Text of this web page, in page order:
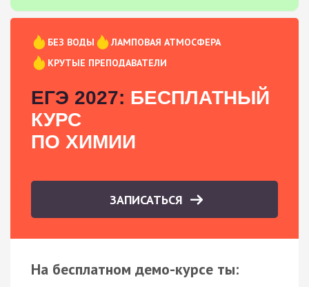
БЕЗ ВОДЫ
ЛАМПОВАЯ АТМОСФЕРА
КРУТЫЕ ПРЕПОДАВАТЕЛИ
ЕГЭ 2027: БЕСПЛАТНЫЙ
КУРС
ПО ХИМИИ
ЗАПИСАТЬСЯ
На бесплатном демо-курсе ты: